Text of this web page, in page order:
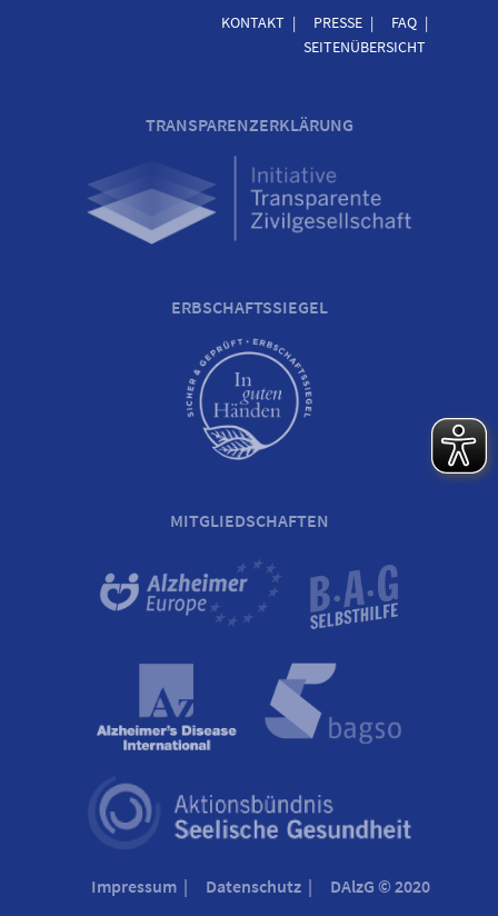
KONTAKT PRESSE
FAQ
SEITENÜBERSICHT
TRANSPARENZERKLÄRUNG
ERBSCHAFTSSIEGEL
MITGLIEDSCHAFTEN
Impressum Datenschutz DAlzG © 2020